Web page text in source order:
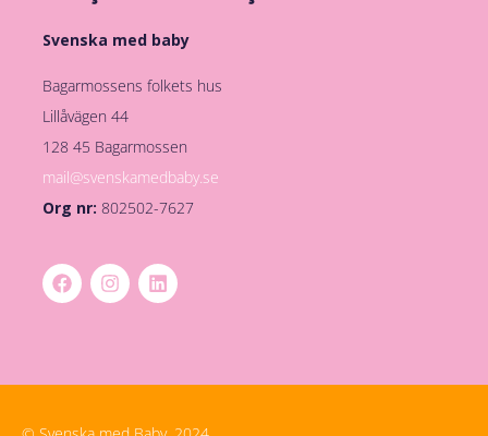
Svenska med baby
Bagarmossens folkets hus
Lillåvägen 44
128 45 Bagarmossen
mail@svenskamedbaby.se
Org nr: 802502-7627